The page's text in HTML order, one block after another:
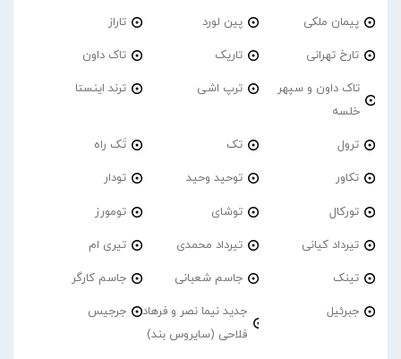
پیمان ملکی پین لورد تاراز
تارخ تهرانی تاریک تاک داون
تاک داون و سپهر
خلسه
ترپ اشی ترند اینستا
ترول تک تَک راه
تکاور توحید وحید تودار
تورکال توشای تومورز
تیرداد کیانی تیرداد محمدی تیری ام
تینک جاسم شعبانی جاسم کارگر
جبرئیل
جدید نیما نصر و فرهاد
فلاحی (سایروس بند)
جرجیس